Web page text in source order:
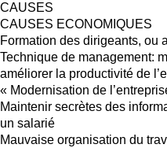
CAUSES
CAUSES ECONOMIQUES
Formation des dirigeants, ou
Technique de management:
améliorer la productivité de
« Modernisation de
Maintenir secrètes des
un salarié
Mauvaise organisation du